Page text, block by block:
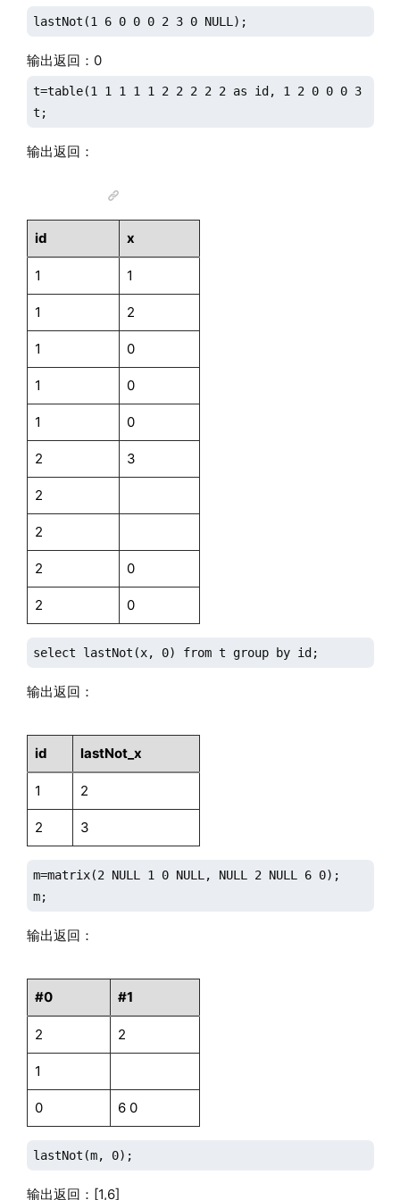
lastNot(1 6 0 0 0 2 3 0 NULL);
输出返回：0
t=table(1 1 1 1 1 2 2 2 2 2 as id, 1 2 0 0 0 3 NULL
t;
输出返回：
id x
1 1
1 2
1 0
1 0
1 0
2 3
2
2
2 0
2 0
select lastNot(x, 0) from t group by id;
输出返回：
id lastNot_x
1 2
2 3
m=matrix(2 NULL 1 0 NULL, NULL 2 NULL 6 0);
m;
输出返回：
#0 #1
2 2
1
0 6 0
lastNot(m, 0);
输出返回：[1,6]